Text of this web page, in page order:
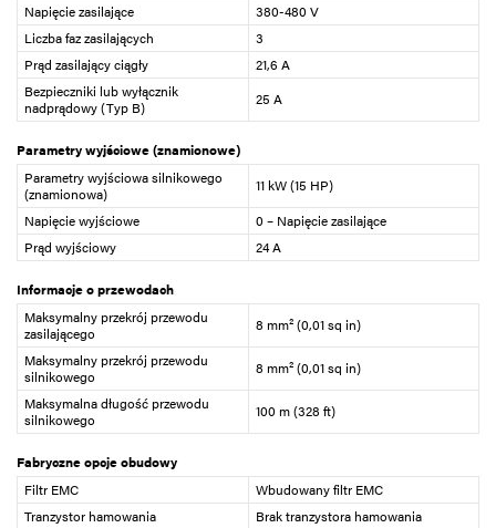
Napięcie zasilające
380-480 V
Liczba faz zasilających
3
Prąd zasilający ciągły
21,6 A
Bezpieczniki lub wyłącznik
nadprądowy (Typ B)
25 A
Parametry wyjściowe (znamionowe)
Parametry wyjściowa silnikowego
(znamionowa)
11 kW (15 HP)
Napięcie wyjściowe
0 – Napięcie zasilające
Prąd wyjściowy
24 A
Informacje o przewodach
Maksymalny przekrój przewodu
zasilającego
8 mm² (0,01 sq in)
Maksymalny przekrój przewodu
silnikowego
8 mm² (0,01 sq in)
Maksymalna długość przewodu
silnikowego
100 m (328 ft)
Fabryczne opcje obudowy
Filtr EMC
Wbudowany filtr EMC
Tranzystor hamowania
Brak tranzystora hamowania